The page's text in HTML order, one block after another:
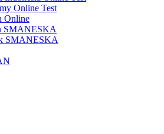
Online Test
Online
SMANESKA
SMANESKA